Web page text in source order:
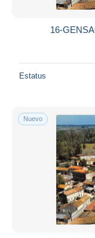
16-
Estatus
Nuevo